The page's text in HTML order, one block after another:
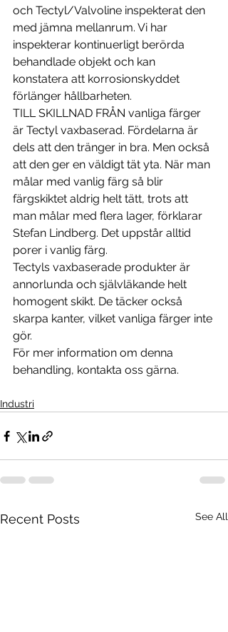
och Tectyl/Valvoline inspekterat den
med jämna mellanrum. Vi har
inspekterar kontinuerligt berörda
behandlade objekt och kan
konstatera att korrosionskyddet
förlänger hållbarheten.
TILL SKILLNAD FRÅN vanliga färger
är Tectyl vaxbaserad. Fördelarna är
dels att den tränger in bra. Men också
att den ger en väldigt tät yta. När man
målar med vanlig färg så blir
färgskiktet aldrig helt tätt, trots att
man målar med flera lager, förklarar
Stefan Lindberg. Det uppstår alltid
porer i vanlig färg.
Tectyls vaxbaserade produkter är
annorlunda och självläkande helt
homogent skikt. De täcker också
skarpa kanter, vilket vanliga färger inte
gör.
För mer information om denna
behandling, kontakta oss gärna.
Industri
Recent Posts See All